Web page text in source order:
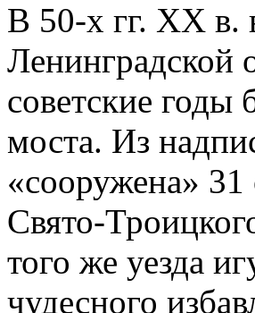
В 50-х гг. XX в.
Ленинградской
советские
моста. Из
«сооружена» 31
Свято-
того же уезда
чудесного